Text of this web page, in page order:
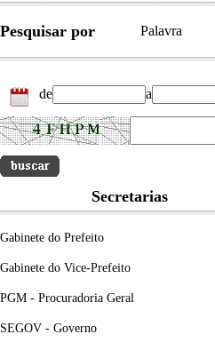
Pesquisar por Palavra
de a
Secretarias
Gabinete do Prefeito
Gabinete do Vice-Prefeito
PGM - Procuradoria Geral
SEGOV - Governo